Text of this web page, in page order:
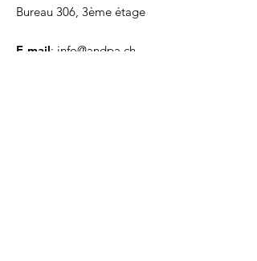
Bureau 306, 3ème étage
E-mail: info@andpa.ch